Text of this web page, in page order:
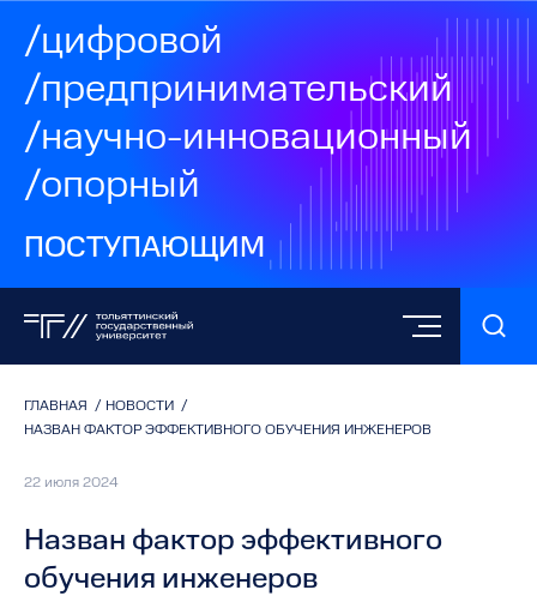
/цифровой
/предпринимательский
/научно-инновационный
/опорный
ПОСТУПАЮЩИМ
ГЛАВНАЯ / НОВОСТИ /
НАЗВАН ФАКТОР ЭФФЕКТИВНОГО ОБУЧЕНИЯ ИНЖЕНЕРОВ
22 июля 2024
Назван фактор эффективного
обучения инженеров